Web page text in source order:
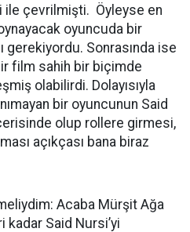
ile çevrilmişti. Öyleyse en
oyuncuda bir
gerekiyordu. Sonrasında ise
film sahih bir biçimde
olabilirdi. Dolayısıyla
bir oyuncunun Said
olup rollere girmesi,
açıkçası bana biraz
Acaba Mürşit Ağa
Said Nursi’yi